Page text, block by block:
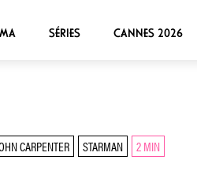
SÉRIES CANNES 2026
CARPENTER STARMAN 2 MIN